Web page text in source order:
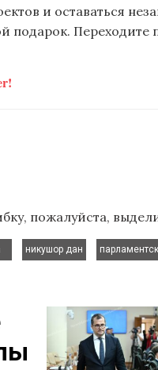
и оставаться
подарок. Переходите
пожалуйста,
никушор дан